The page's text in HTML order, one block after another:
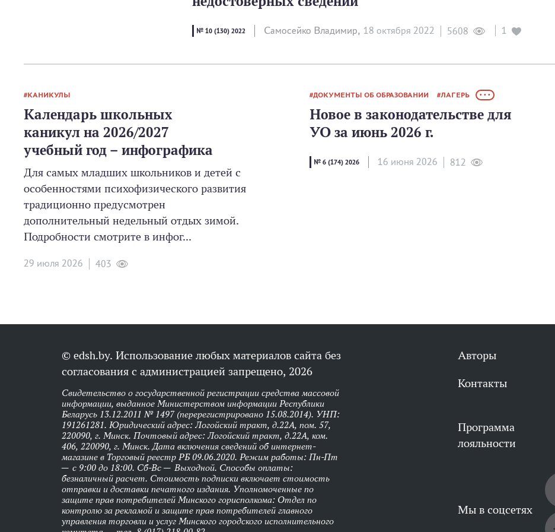
№ 10 (130) 2022 Самосейко Владимир, 18 октября 2022 5608 1
КАНИКУЛЫ
Календарь школьных
каникул на 2026/2027
учебный год – инфографика
Для самых младших школьников и детей с
особенностями психофизического развития
традиционно предусмотрен
дополнительный недельный отдых зимой.
Подробности смотрите в инфог...
29 июля 2026 403
ДОКУМЕНТЫ ОБ ОБРАЗОВАНИИ ЛАГЕРЬ • • •
Новое в законодательстве для
УО за июнь 2026 г.
№ 6 (174) 2026 16 июня 2026 812
© edsh.by. Использование любых материалов сайта без
согласования с администрацией запрещено, 2026
Свидетельство о государственной регистрации средства массовой
информации, выданное Министерством информации Республики
Беларусь 13.12.2011 № 1497 (перерегистрировано 15.08.2014). УНП:
191261281. Юридический адрес: Логойский тракт, д.22А, пом. 57,
220090, г. Минск. Почтовый адрес: Логойский тракт, д.22А, ком.
406, 220090, г. Минск. Дата включения сведений об интернет-
магазине в Торговый реестр РБ 09.06.2020. Режим работы: Пн-Пт
— с 9:00 до 18:00. Сб-Вс — Выходной. Способы оплаты:
безналичный расчет. Стоимость подписки включает стоимость
отправки и доставки печатного издания. Уполномоченные по
защите прав потребителей Минского горисполкома: Отдел по
контролю за рекламой и защите прав потребителей главного
управления торговли и услуг Минского городского исполнительного
Авторы
Контакты
Программа
лояльности
Мы в соцсетях